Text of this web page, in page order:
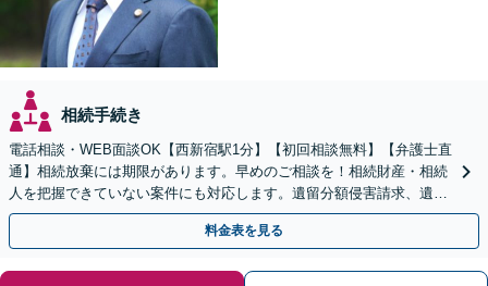
相続手続き
電話相談・WEB面談OK【西新宿駅1分】【初回相談無料】【弁護士直
通】相続放棄には期限があります。早めのご相談を！相続財産・相続
人を把握できていない案件にも対応します。遺留分額侵害請求、遺言
無効などの特殊なケースもお任せ下さい。
料金表を見る